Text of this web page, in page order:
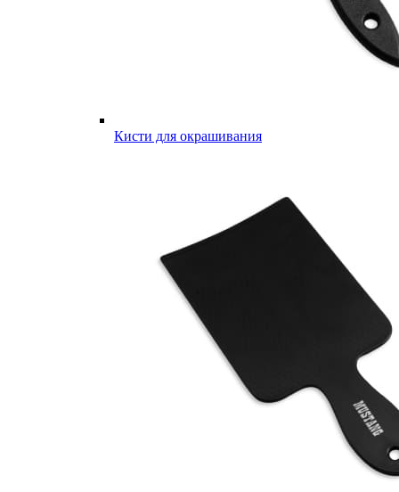
Кисти для окрашивания